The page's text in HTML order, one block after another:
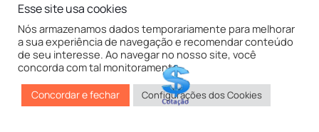
94834-670 – Alvorada – RS
Fone:(51) 3453-4272
©GNA2025
Esse site usa cookies
Nós armazenamos dados temporariamente para melhorar
a sua experiência de navegação e recomendar conteúdo
de seu interesse. Ao navegar no nosso site, você
concorda com tal monitoramento.
Concordar e fechar Configurações dos Cookies